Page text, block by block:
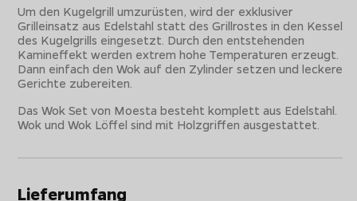
Um den Kugelgrill umzurüsten, wird der exklusiver
Grilleinsatz aus Edelstahl statt des Grillrostes in den Kessel
des Kugelgrills eingesetzt. Durch den entstehenden
Kamineffekt werden extrem hohe Temperaturen erzeugt.
Dann einfach den Wok auf den Zylinder setzen und leckere
Gerichte zubereiten.
Das Wok Set von Moesta besteht komplett aus Edelstahl.
Wok und Wok Löffel sind mit Holzgriffen ausgestattet.
Lieferumfang